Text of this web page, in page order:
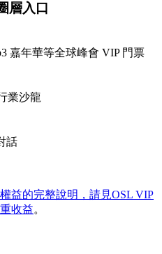
層入口
嘉年華等全球峰會 VIP 門票
業沙龍
話
益的完整說明，請見OSL VIP
收益。